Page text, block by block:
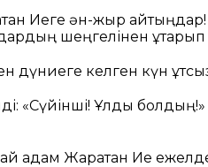
Иеге ән-жыр
шеңгелінен
дүниеге келген күн
«Сүйінші! Ұлды болдың!»
адам Жаратқан Ие ежелде